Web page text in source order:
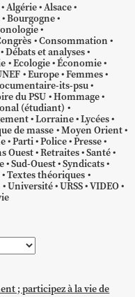
Algérie Alsace
Bourgogne
Consommation
Débats et analyses
Ecologie Économie
Europe Femmes
its-psu
du PSU Hommage
(étudiant)
Lorraine Lycées
de masse Moyen Orient
Parti Police Presse
Ouest Retraites Santé
Sud-Ouest Syndicats
Textes théoriques
Université URSS VIDEO
; participez à la vie de